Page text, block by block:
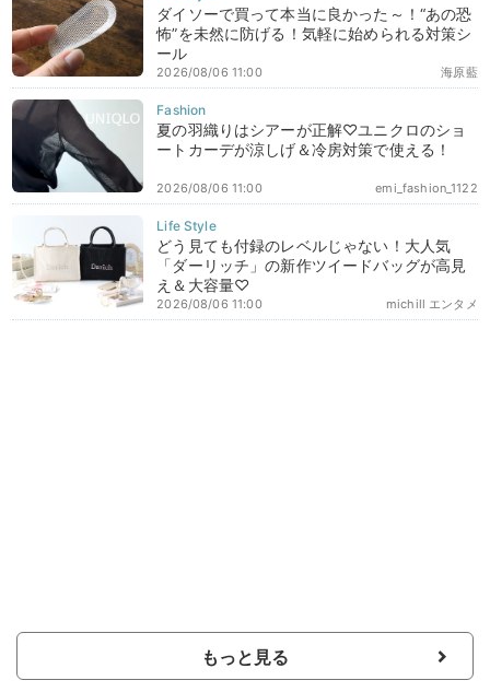
ダイソーで買って本当に良かった～！“あの恐
怖”を未然に防げる！気軽に始められる対策シ
ール
海原藍
2026/08/06 11:00
夏の羽織りはシアーが正解♡ユニクロのショ
ートカーデが涼しげ＆冷房対策で使える！
emi_fashion_1122
2026/08/06 11:00
どう見ても付録のレベルじゃない！大人気
「ダーリッチ」の新作ツイードバッグが高見
え＆大容量♡
michill エンタメ
2026/08/06 11:00
もっと見る